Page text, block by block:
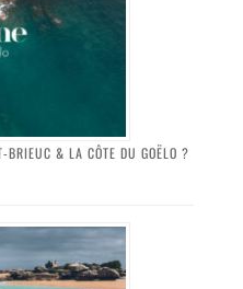
& LA CÔTE DU GOËLO ?